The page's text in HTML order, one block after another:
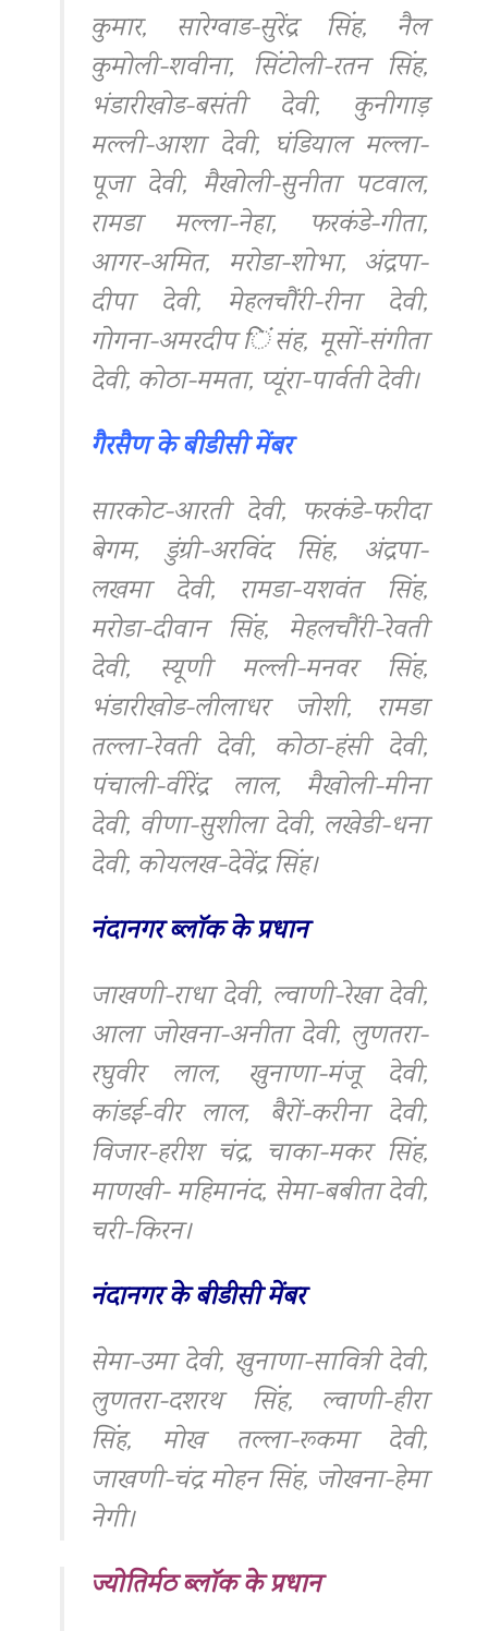
कुमार, सारेग्वाड-सुरेंद्र सिंह, नैल
कुमोली-शवीना, सिंटोली-रतन सिंह,
भंडारीखोड-बसंती देवी, कुनीगाड़
मल्ली-आशा देवी, घंडियाल मल्ला-
पूजा देवी, मैखोली-सुनीता पटवाल,
रामडा मल्ला-नेहा, फरकंडे-गीता,
आगर-अमित, मरोडा-शोभा, अंद्रपा-
दीपा देवी, मेहलचौंरी-रीना देवी,
गोगना-अमरदीप िंसंह, मूसों-संगीता
देवी, कोठा-ममता, प्यूंरा-पार्वती देवी।
गैरसैण के बीडीसी मेंबर
सारकोट-आरती देवी, फरकंडे-फरीदा
बेगम, डुंग्री-अरविंद सिंह, अंद्रपा-
लखमा देवी, रामडा-यशवंत सिंह,
मरोडा-दीवान सिंह, मेहलचौंरी-रेवती
देवी, स्यूणी मल्ली-मनवर सिंह,
भंडारीखोड-लीलाधर जोशी, रामडा
तल्ला-रेवती देवी, कोठा-हंसी देवी,
पंचाली-वीरेंद्र लाल, मैखोली-मीना
देवी, वीणा-सुशीला देवी, लखेडी-धना
देवी, कोयलख-देवेंद्र सिंह।
नंदानगर ब्लॉक के प्रधान
जाखणी-राधा देवी, ल्वाणी-रेखा देवी,
आला जोखना-अनीता देवी, लुणतरा-
रघुवीर लाल, खुनाणा-मंजू देवी,
कांडई-वीर लाल, बैरों-करीना देवी,
विजार-हरीश चंद्र, चाका-मकर सिंह,
माणखी- महिमानंद, सेमा-बबीता देवी,
चरी-किरन।
नंदानगर के बीडीसी मेंबर
सेमा-उमा देवी, खुनाणा-सावित्री देवी,
लुणतरा-दशरथ सिंह, ल्वाणी-हीरा
सिंह, मोख तल्ला-रूकमा देवी,
जाखणी-चंद्र मोहन सिंह, जोखना-हेमा
नेगी।
ज्योतिर्मठ ब्लॉक के प्रधान